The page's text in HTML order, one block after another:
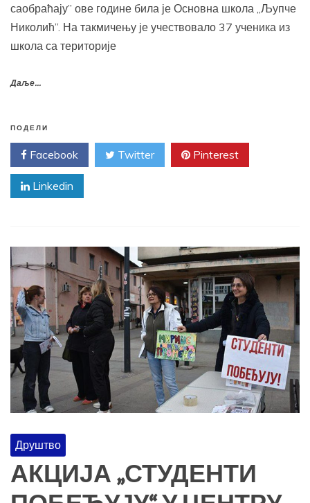
саобраћају” ове године била је Основна школа „Љупче
Николић”. На такмичењу је учествовало 37 ученика из
школа са територије
Даље...
ПОДЕЛИ
Facebook Twitter Pinterest
Linkedin
Друштво
АКЦИЈА „СТУДЕНТИ